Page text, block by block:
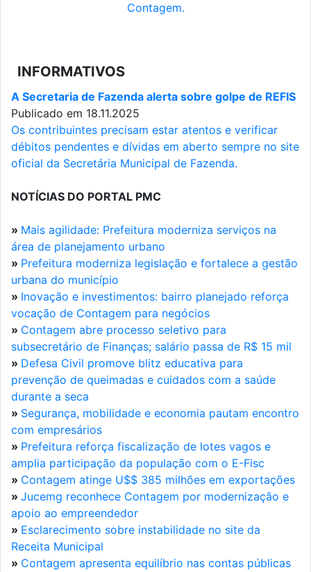
Contagem.
INFORMATIVOS
A Secretaria de Fazenda alerta sobre golpe de REFIS
Publicado em 18.11.2025
Os contribuintes precisam estar atentos e verificar
débitos pendentes e dívidas em aberto sempre no site
oficial da Secretária Municipal de Fazenda.
NOTÍCIAS DO PORTAL PMC
» Mais agilidade: Prefeitura moderniza serviços na
área de planejamento urbano
» Prefeitura moderniza legislação e fortalece a gestão
urbana do município
» Inovação e investimentos: bairro planejado reforça
vocação de Contagem para negócios
» Contagem abre processo seletivo para
subsecretário de Finanças; salário passa de R$ 15 mil
» Defesa Civil promove blitz educativa para
prevenção de queimadas e cuidados com a saúde
durante a seca
» Segurança, mobilidade e economia pautam encontro
com empresários
» Prefeitura reforça fiscalização de lotes vagos e
amplia participação da população com o E-Fisc
» Contagem atinge U$$ 385 milhões em exportações
» Jucemg reconhece Contagem por modernização e
apoio ao empreendedor
» Esclarecimento sobre instabilidade no site da
Receita Municipal
» Contagem apresenta equilíbrio nas contas públicas